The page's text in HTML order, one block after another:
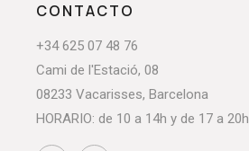
CONTACTO
+34 625 07 48 76
Cami de l'Estació, 08
08233 Vacarisses, Barcelona
HORARIO: de 10 a 14h y de 17 a 20h